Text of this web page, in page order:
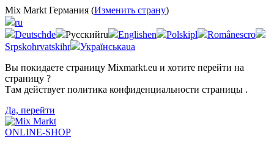
Mix Markt Германия (Изменить страну)
ru
Deutschde Русскийru Englishen Polskipl Românescro
Srpskohrvatskihr Українськаua
Вы покидаете страницу Mixmarkt.eu и хотите перейти на
страницу ?
Там действует политика конфиденциальности страницы .
Да, перейти
ONLINE-SHOP